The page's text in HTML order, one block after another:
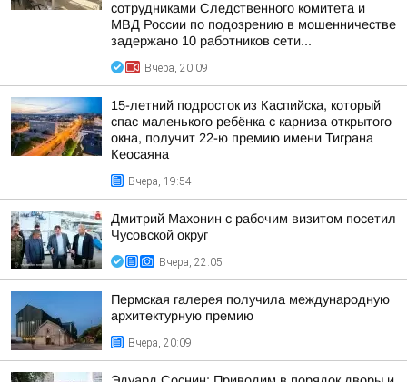
сотрудниками Следственного комитета и
МВД России по подозрению в мошенничестве
задержано 10 работников сети...
Вчера, 20:09
15-летний подросток из Каспийска, который
спас маленького ребёнка с карниза открытого
окна, получит 22-ю премию имени Тиграна
Кеосаяна
Вчера, 19:54
Дмитрий Махонин с рабочим визитом посетил
Чусовской округ
Вчера, 22:05
Пермская галерея получила международную
архитектурную премию
Вчера, 20:09